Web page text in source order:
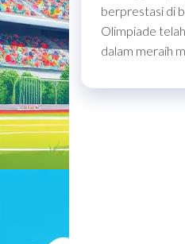
berprestasi di
Olimpiade
dalam meraih